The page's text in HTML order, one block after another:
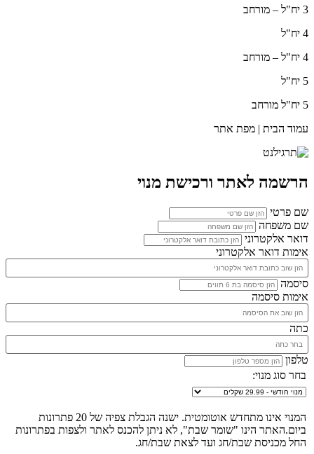
3 יח"ל – מורחב
4 יח"ל
4 יח"ל – מורחב
5 יח"ל
5 יח"ל מורחב
עמוד הבית | מפת אתר
הרשמה לאתר ורכישת מנוי
שם פרטי
שם משפחה
דואר אלקטרוני
אימות דואר אלקטרוני
סיסמה
אימות סיסמה
כתה
טלפון
בחר סוג מנוי:
המנוי אינו מתחדש אוטומטית. ישנה הגבלת צפיה של 20 פתרונות
ביום.האתר הינו "שומר שבת", לא ניתן להכנס לאתר ולצפות בפתרונות
החל מכניסת שבת/חג ועד לצאת שבת/חג.